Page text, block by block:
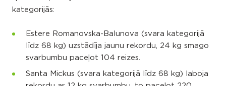
kategorijās:
Estere Romanovska-Balunova (svara kategorijā
līdz 68 kg) uzstādīja jaunu rekordu, 24 kg smago
svarbumbu paceļot 104 reizes.
Santa Mickus (svara kategorijā līdz 68 kg) laboja